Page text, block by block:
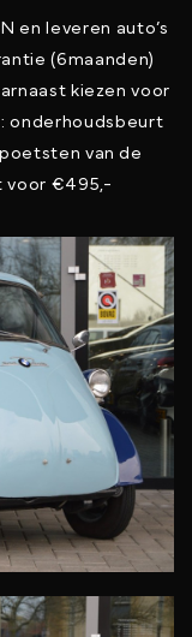
en leveren auto’s
(6maanden)
kiezen voor
onderhoudsbeurt
van de
voor €495,-